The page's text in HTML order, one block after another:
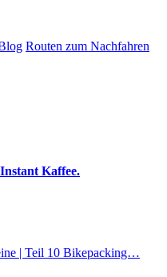
Routen zum Nachfahren
Kaffee.
| Teil 10 Bikepacking…